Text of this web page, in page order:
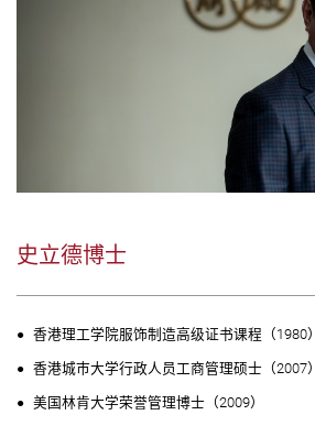
史立德博士
香港理工学院服饰制造高级证书课程（1980）
香港城巿大学行政人员工商管理硕士（2007）
美国林肯大学荣誉管理博士（2009）